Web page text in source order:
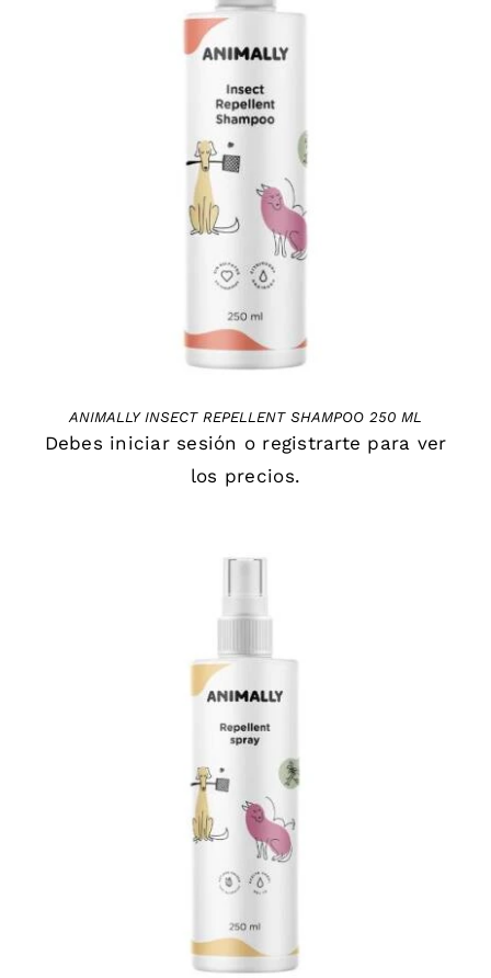
DETAILS
ANIMALLY INSECT REPELLENT SHAMPOO 250 ML
Debes iniciar sesión o registrarte para ver
los precios.
DETAILS